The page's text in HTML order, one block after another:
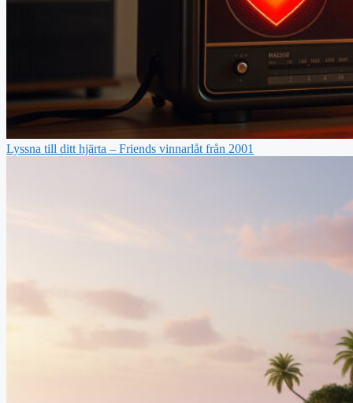
Lyssna till ditt hjärta – Friends vinnarlåt från 2001